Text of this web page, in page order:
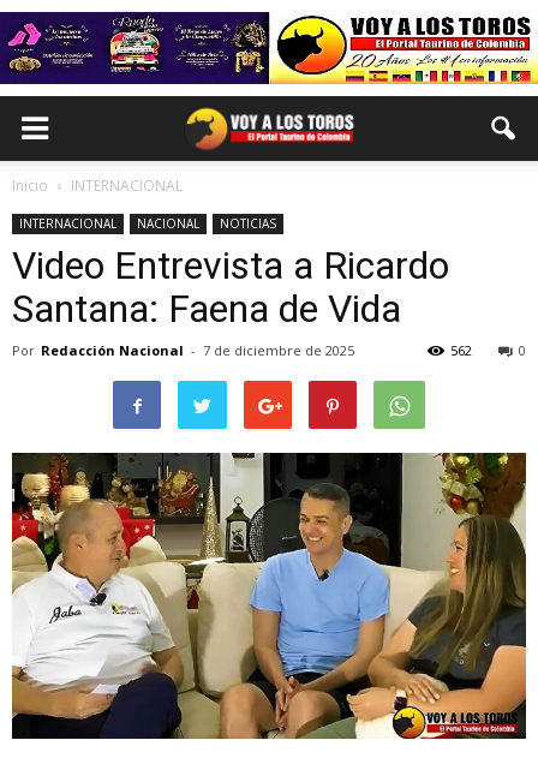
Inicio INTERNACIONAL
INTERNACIONAL NACIONAL NOTICIAS
Video Entrevista a Ricardo
Santana: Faena de Vida
Por Redacción Nacional - 7 de diciembre de 2025 0
562